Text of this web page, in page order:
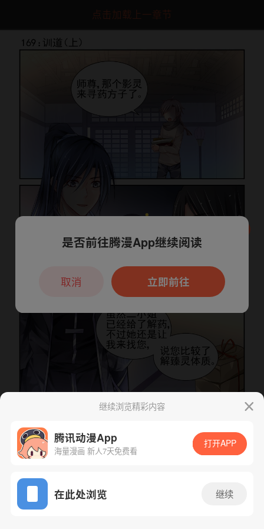
点击加载上一章节
App免费看
下一话 腾漫App免费看
继续浏览精彩内容
腾讯动漫App
海量漫画 新人7天免费看
打开APP
在此处浏览 继续
本章节仅支持App阅读，可打开App新用
户7天免费看
是否前往腾漫App继续阅读
立即前往
取消